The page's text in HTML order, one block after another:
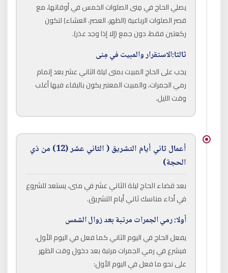
يصلي الحاج في مِنى الصلوات الخمس في أوقاتها، مع
قصر الصلوات الرباعية (الظهر، العصر، العشاء) لتكون
ركعتين فقط، دون جمع (إلا إذا وجد عذر).
ثالثا:الاستقرار والمبيت في مِنى
يجب على الحاج المبيت بمنى ليلة الثاني عشر بعد إتمام
رمي الجمرات، والمبيت المعتبر يكون بالبقاء فيها أغلب
وقت الليل.
أعمال ثاني أيام التشريق ( الثاني عشر (12) من ذي
الحجة)
بعد قضاء الحاج ليلة الثاني عشر في منى، يستعد للشروع
في أداء مناسك ثاني أيام التشريق.
أولا: رمي الجمرات مرتبة بعد زوال الشمس
يفعل الحاج في اليوم الثاني كما فعل في اليوم الأول،
فيشرع في رمي الجمرات مرتبة بعد دخول وقت الظهر
على نحو ما فعل في اليوم الأول: